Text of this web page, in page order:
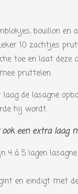
bouillon en
10 zachtjes
toe en laat deze
pruttelen.
de lasagne
hij wordt.
een extra laag
4 á 5 lagen
en eindigt met